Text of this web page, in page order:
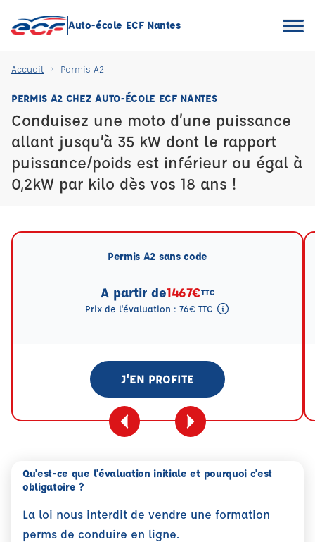
Auto-école ECF Nantes
Accueil Permis A2
PERMIS A2 CHEZ AUTO-ÉCOLE ECF NANTES
Conduisez une moto d’une puissance
allant jusqu’à 35 kW dont le rapport
puissance/poids est inférieur ou égal à
0,2kW par kilo dès vos 18 ans !
Permis A2 sans code
A partir de1467€TTC
Prix de l'évaluation : 76€ TTC
J'EN PROFITE
Qu'est-ce que l'évaluation initiale et pourquoi c'est
obligatoire ?
La loi nous interdit de vendre une formation
perms de conduire en ligne.